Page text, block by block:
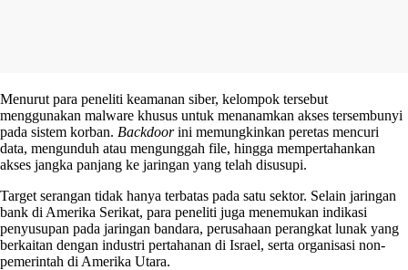
Menurut para peneliti keamanan siber, kelompok tersebut
menggunakan malware khusus untuk menanamkan akses tersembunyi
pada sistem korban. Backdoorini memungkinkan peretas mencuri
data, mengunduh atau mengunggah file, hingga mempertahankan
akses jangka panjang ke jaringan yang telah disusupi.
Target serangan tidak hanya terbatas pada satu sektor. Selain jaringan
bank di Amerika Serikat, para peneliti juga menemukan indikasi
penyusupan pada jaringan bandara, perusahaan perangkat lunak yang
berkaitan dengan industri pertahanan di Israel, serta organisasi non-
pemerintah di Amerika Utara.